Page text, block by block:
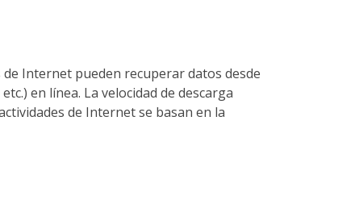
Internet pueden recuperar datos desde
en línea. La velocidad de descarga
de Internet se basan en la